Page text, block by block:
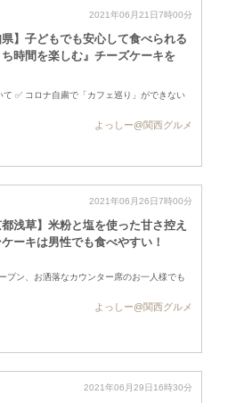
2021年06月21日7時00分
県】子どもでも安心して食べられる
ち時間を楽しむ』チーズケーキを
✅ コロナ自粛で「カフェ巡り」ができない
よっしー@関西グルメ
2021年06月26日7時00分
都浅草】米粉と塩を使った甘さ控え
ーキは男性でも食べやすい！
プン、お洒落なカウンター席のお一人様でも
よっしー@関西グルメ
2021年06月29日16時30分